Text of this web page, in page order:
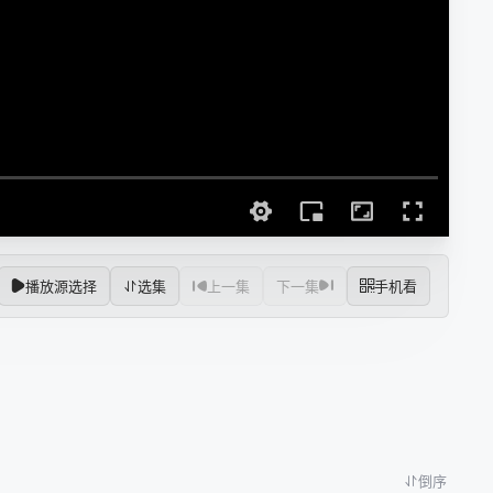
播放源选择 选集 上一集 下一集 手机看
倒序